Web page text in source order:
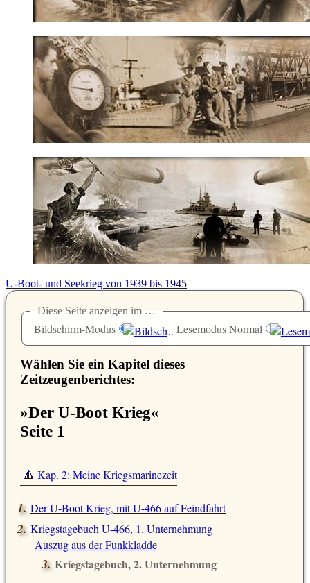
U-Boot- und Seekrieg von 1939 bis 1945
Diese Seite anzeigen im …
Bildschirm-Modus Lesemodus Normal
Wählen Sie ein Kapitel dieses
Zeitzeugenberichtes:
»Der U-Boot Krieg«
Seite 1
🔺 Kap. 2: Meine Kriegsmarinezeit
Der U-Boot Krieg, mit U-466 auf Feindfahrt
Kriegstagebuch U-466, 1. Unternehmung
Auszug aus der Funkkladde
Kriegstagebuch, 2. Unternehmung